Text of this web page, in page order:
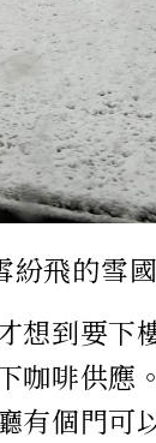
飛的雪
想到要下
咖啡供應
有個門可